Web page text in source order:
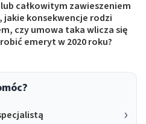
całkowitym zawieszeniem
jakie konsekwencje rodzi
czy umowa taka wlicza się
emeryt w 2020 roku?